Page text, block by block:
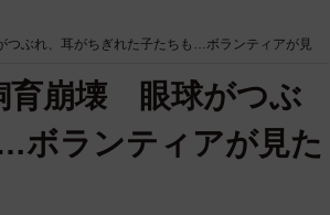
ぶれ、耳がちぎれた子たちも…ボランティアが見
育崩壊 眼球がつぶ
ボランティアが見た